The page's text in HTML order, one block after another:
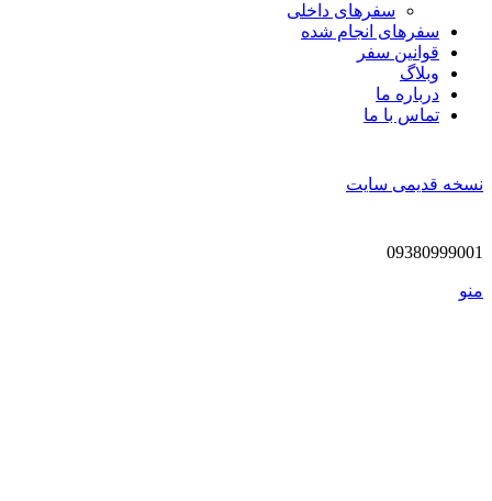
سفرهای داخلی
سفر‌های انجام شده
قوانین سفر
وبلاگ
درباره ما
تماس با ما
نسخه قدیمی سایت
09380999001
منو